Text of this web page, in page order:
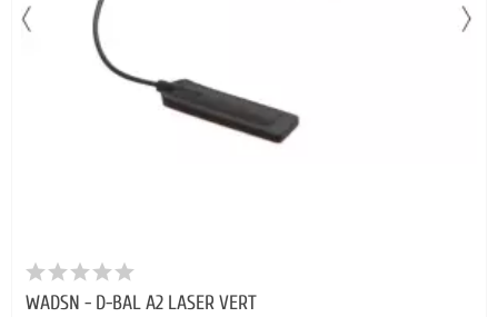
WADSN - D-BAL A2 LASER VERT